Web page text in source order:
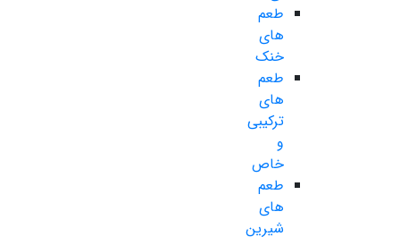
طعم
های
خنک
طعم
های
ترکیبی
و
خاص
طعم
های
شیرین